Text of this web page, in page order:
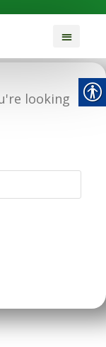
looking